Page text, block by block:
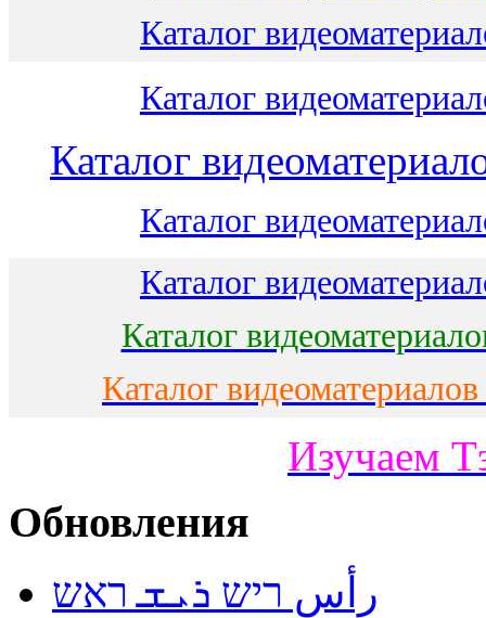
Каталог
Каталог
Каталог
Каталог
Каталог
Каталог
Каталог
Изучаем
Обновления
رأس ריש ܪܝܫ ראש